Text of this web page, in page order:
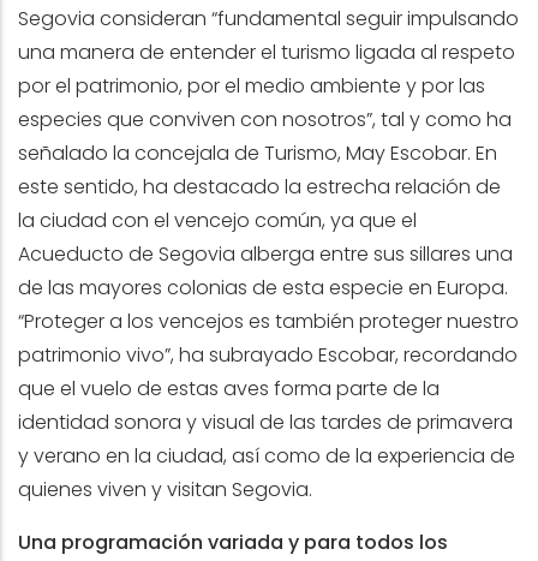
Segovia consideran “fundamental seguir impulsando
una manera de entender el turismo ligada al respeto
por el patrimonio, por el medio ambiente y por las
especies que conviven con nosotros”, tal y como ha
señalado la concejala de Turismo, May Escobar. En
este sentido, ha destacado la estrecha relación de
la ciudad con el vencejo común, ya que el
Acueducto de Segovia alberga entre sus sillares una
de las mayores colonias de esta especie en Europa.
“Proteger a los vencejos es también proteger nuestro
patrimonio vivo”, ha subrayado Escobar, recordando
que el vuelo de estas aves forma parte de la
identidad sonora y visual de las tardes de primavera
y verano en la ciudad, así como de la experiencia de
quienes viven y visitan Segovia.
Una programación variada y para todos los